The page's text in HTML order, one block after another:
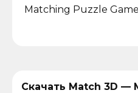
Matching Puzzle
Скачать Match 3D —